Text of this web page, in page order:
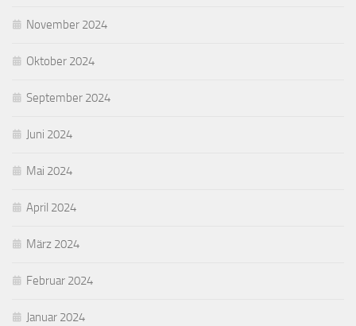
November 2024
Oktober 2024
September 2024
Juni 2024
Mai 2024
April 2024
März 2024
Februar 2024
Januar 2024